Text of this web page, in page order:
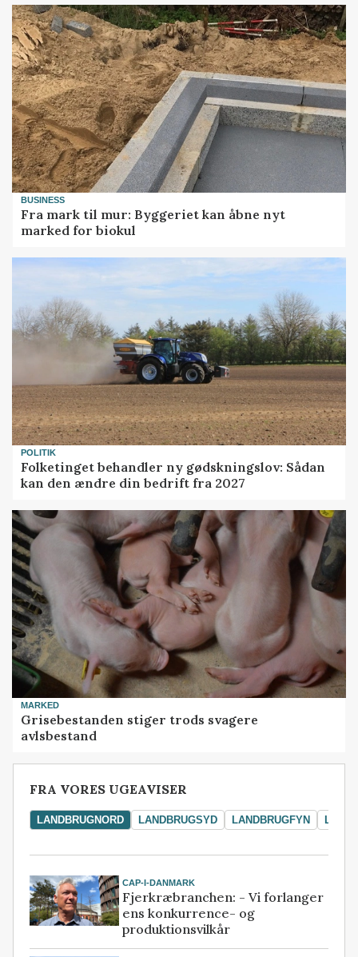
BUSINESS
Fra mark til mur: Byggeriet kan åbne nyt
marked for biokul
POLITIK
Folketinget behandler ny gødskningslov: Sådan
kan den ændre din bedrift fra 2027
MARKED
Grisebestanden stiger trods svagere
avlsbestand
FRA VORES UGEAVISER
LANDBRUGNORD LANDBRUGSYD LANDBRUGFYN
CAP-I-DANMARK
Fjerkræbranchen: - Vi forlanger
ens konkurrence- og
produktionsvilkår